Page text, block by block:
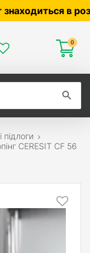
в
0
підлоги
CERESIT CF 56